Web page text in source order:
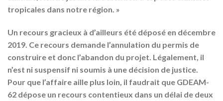
tropicales dans notre région. »
Un recours gracieux à d’ailleurs été déposé en décembre
2019. Ce recours demande l’annulation du permis de
construire et donc l’abandon du projet. Légalement, il
n’est ni suspensif ni soumis à une décision de justice.
Pour que l’affaire aille plus loin, il faudrait que GDEAM-
62 dépose un recours contentieux dans un délai de deux